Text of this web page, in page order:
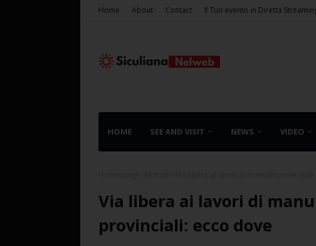
Home About Contact Il Tuo evento in Diretta
HOME SEE AND VISIT NEWS VIDEO
Via libera ai lavori di
provinciali: ecco dove